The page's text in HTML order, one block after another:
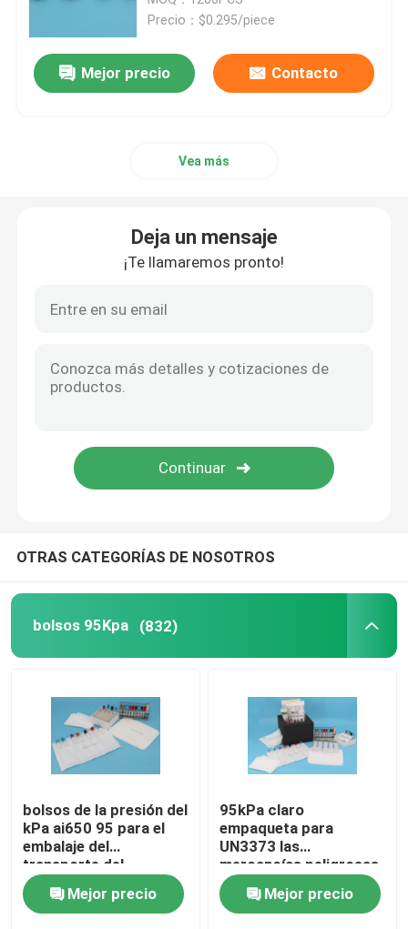
Caja médica del espécimen
Cajas aisladas
Cajas refrigerantes del transporte
Suministros médicos del torniquete
tubo de centrífuga
Paquetes refrigerantes del gel
Precio：$0.295/piece
Mejor precio Contacto
Vea más
Deja un mensaje
¡Te llamaremos pronto!
OTRAS CATEGORÍAS DE NOSOTROS
bolsos 95Kpa (832)
bolsos de la presión del
kPa ai650 95 para el
embalaje del
transporte del
espécimen del
BiohazardMejor precio
95kPa claro
empaqueta para
UN3373 las
mercancías peligrosas
que embalan, bolsos
del transporte del
espécimen 95kPa
Mejor precio